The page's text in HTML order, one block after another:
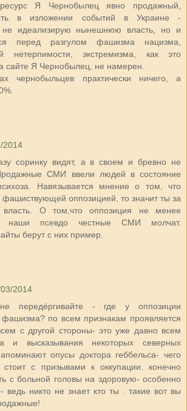
ресурс Я Чернобылец явно продажный,
в изложении событий в Украине -
идеализирую нынешнюю власть, но и
перед разгулом фашизма нацизма,
нетерпимости, экстремизма, как это
сайте Я Чернобылец, не намерен.
чернобыльцев практически ничего, а
2014
соринку видят, а в своем и бревно не
СМИ ввели людей в состояние
Навязывается мнение о том, что
фашиствующей оппозицией, то значит ты за
власть. О том,что оппозиция не менее
наши псевдо честные СМИ молчат.
берут с них пример.
2014
передёргивайте - где у оппозиции
фашизма? по всем признакам проявляется
с другой стороны- это уже давно всем
и высказывания некоторых северных
опусы доктора геббельса- чего
с призывами к оккупации. конечно
с больной головы на здоровую- особенно
никто не знает кто ты . такие вот вы